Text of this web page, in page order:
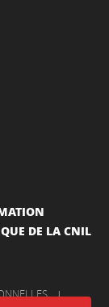
DE LA CNIL
|